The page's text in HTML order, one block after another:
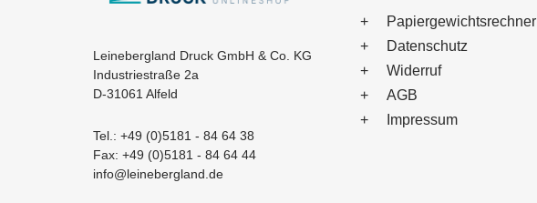
Leinebergland Druck GmbH & Co. KG
Industriestraße 2a
D-31061 Alfeld
Tel.: +49 (0)5181 - 84 64 38
Fax: +49 (0)5181 - 84 64 44
info@leinebergland.de
Papiergewichtsrechner
Datenschutz
Widerruf
AGB
Impressum